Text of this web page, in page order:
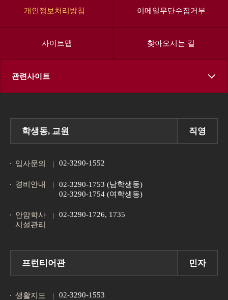
개인정보처리방침 이메일무단수집거부
사이트맵 찾아오시는 길
관련사이트
학생동, 교원 직영
입사문의 02-3290-1552
경비안내
02-3290-1753 (남학생동)
02-3290-1754 (여학생동)
안암학사
시설관리
02-3290-1726, 1735
프런티어관 민자
생활지도 02-3290-1553